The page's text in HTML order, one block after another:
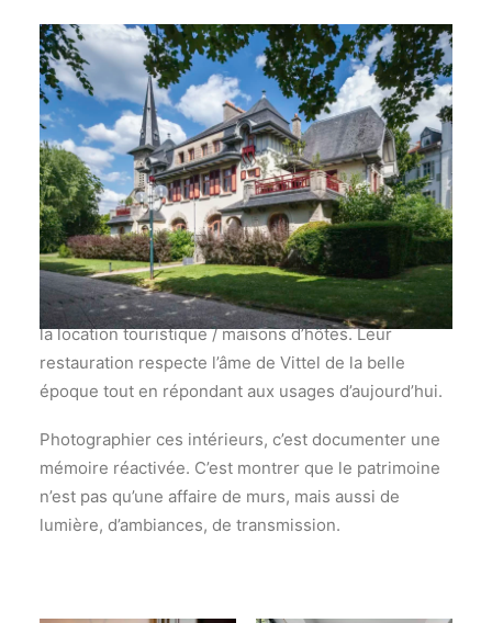
Ces villas ne sont pas figées dans une vitrine
patrimoniale : elles vivent, accueillent, s’adaptent.
Devenues des résidences secondaires et ouvertes à
la location touristique / maisons d’hôtes. Leur
restauration respecte l’âme de Vittel de la belle
époque tout en répondant aux usages d’aujourd’hui.
Photographier ces intérieurs, c’est documenter une
mémoire réactivée. C’est montrer que le patrimoine
n’est pas qu’une affaire de murs, mais aussi de
lumière, d’ambiances, de transmission.